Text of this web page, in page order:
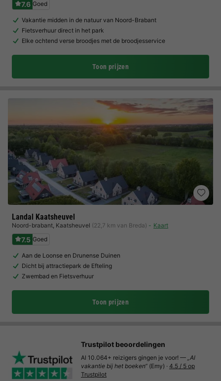
7.6 Goed
Vakantie midden in de natuur van Noord-Brabant
Fietsverhuur direct in het park
Elke ochtend verse broodjes met de broodjesservice
Toon prijzen
Landal Kaatsheuvel
Noord-brabant, Kaatsheuvel (22,7 km van Breda) Kaart
7.5 Goed
Aan de Loonse en Drunense Duinen
Dicht bij attractiepark de Efteling
Zwembad en Fietsverhuur
Toon prijzen
Trustpilot beoordelingen
Al 10.064+ reizigers gingen je voor! — „Al
vakantie bij het boeken“ (Emy) · 4.5 / 5 op
Trustpilot